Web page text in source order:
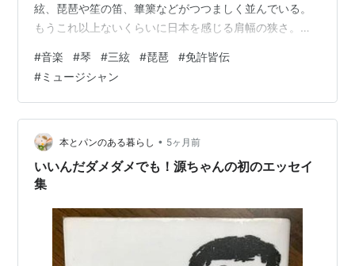
絃、琵琶や笙の笛、篳篥などがつつましく並んでいる。
もうこれ以上ないくらいに日本を感じる肩幅の狭さ。豪
だった私には、その落差が何だか愉しかった。 現代のニ
ューヨークでのバレエの公演なんかでも、三絃が使われ
ていたり、それもシンコペーションの効いた曲だったり
すると、あら楽し、と思う。グローバルダイバーシティ
ー、大変よろしいかと存じます。 私は学校教師の両親の
もとに生まれて、音楽なんて不安定な世界で生…
#音楽 #琴 #三絃 #琵琶 #免許皆伝
#ミュージシャン
本とパンのある暮らし • 5ヶ月前
いいんだダメダメでも！源ちゃんの初のエッセイ
集